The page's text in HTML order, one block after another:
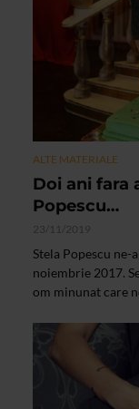
ALTE MATERIALE
Doi ani fara
Popescu…
23/11/2019
Stela Popescu
noiembrie 2017.
om minunat care